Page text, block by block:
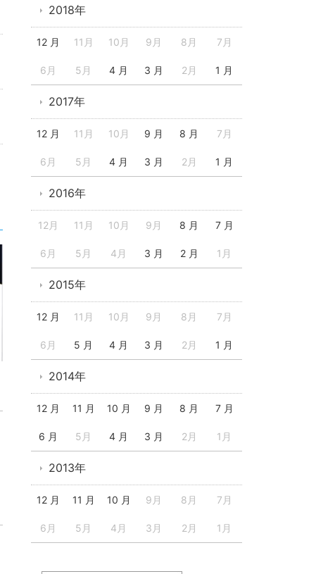
2018年
12 月 11月 10月 9月 8月 7月
6月 5月 4 月 3 月 2月 1 月
2017年
12 月 11月 10月 9 月 8 月 7月
6月 5月 4 月 3 月 2月 1 月
2016年
12月 11月 10月 9月 8 月 7 月
6月 5月 4月 3 月 2 月 1月
2015年
12 月 11月 10月 9月 8月 7月
6月 5 月 4 月 3 月 2月 1 月
2014年
12 月 11 月 10 月 9 月 8 月 7 月
6 月 5月 4 月 3 月 2月 1月
2013年
12 月 11 月 10 月 9月 8月 7月
6月 5月 4月 3月 2月 1月